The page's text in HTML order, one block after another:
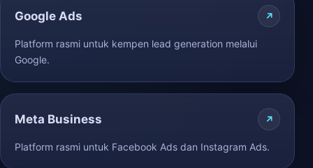
Google Ads
Platform rasmi untuk kempen lead generation melalui
Google.
Meta Business
Platform rasmi untuk Facebook Ads dan Instagram Ads.